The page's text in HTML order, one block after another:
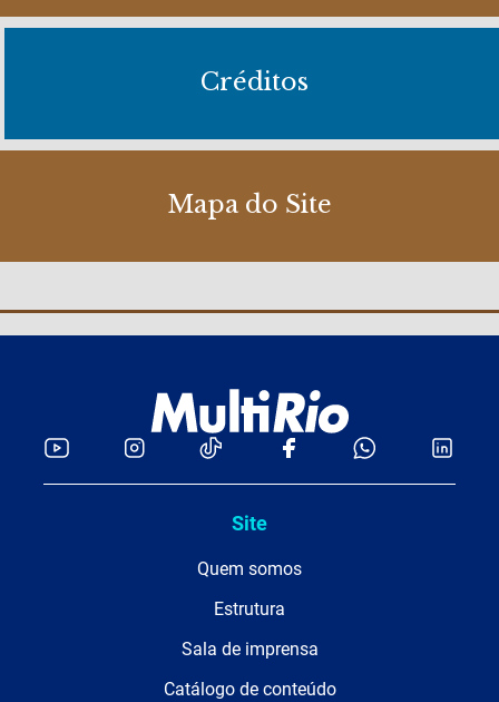
Créditos
Mapa do Site
Site
Quem somos
Estrutura
Sala de imprensa
Catálogo de conteúdo